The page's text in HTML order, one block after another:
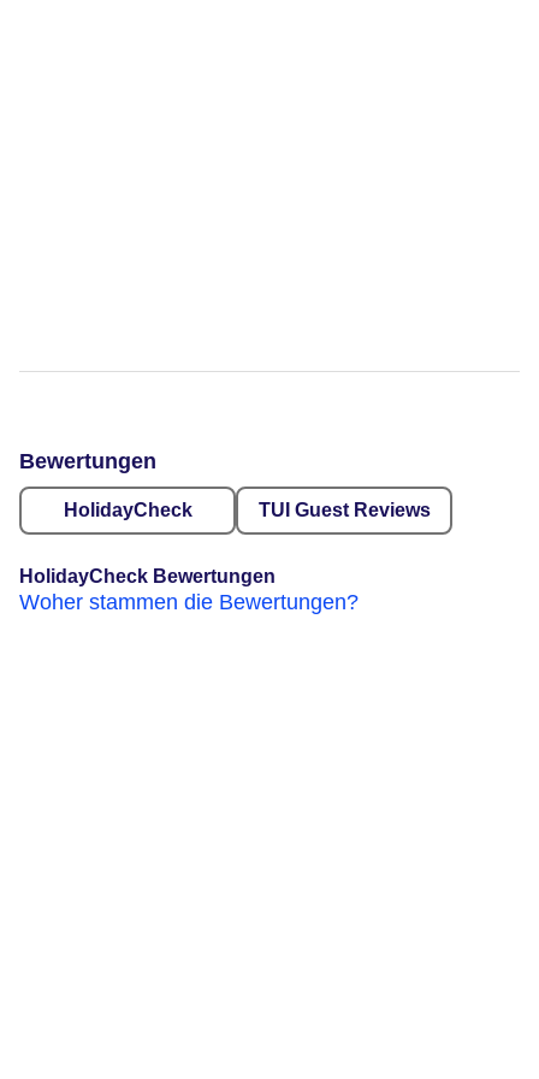
Bewertungen
HolidayCheck TUI Guest Reviews
HolidayCheck Bewertungen
Woher stammen die Bewertungen?